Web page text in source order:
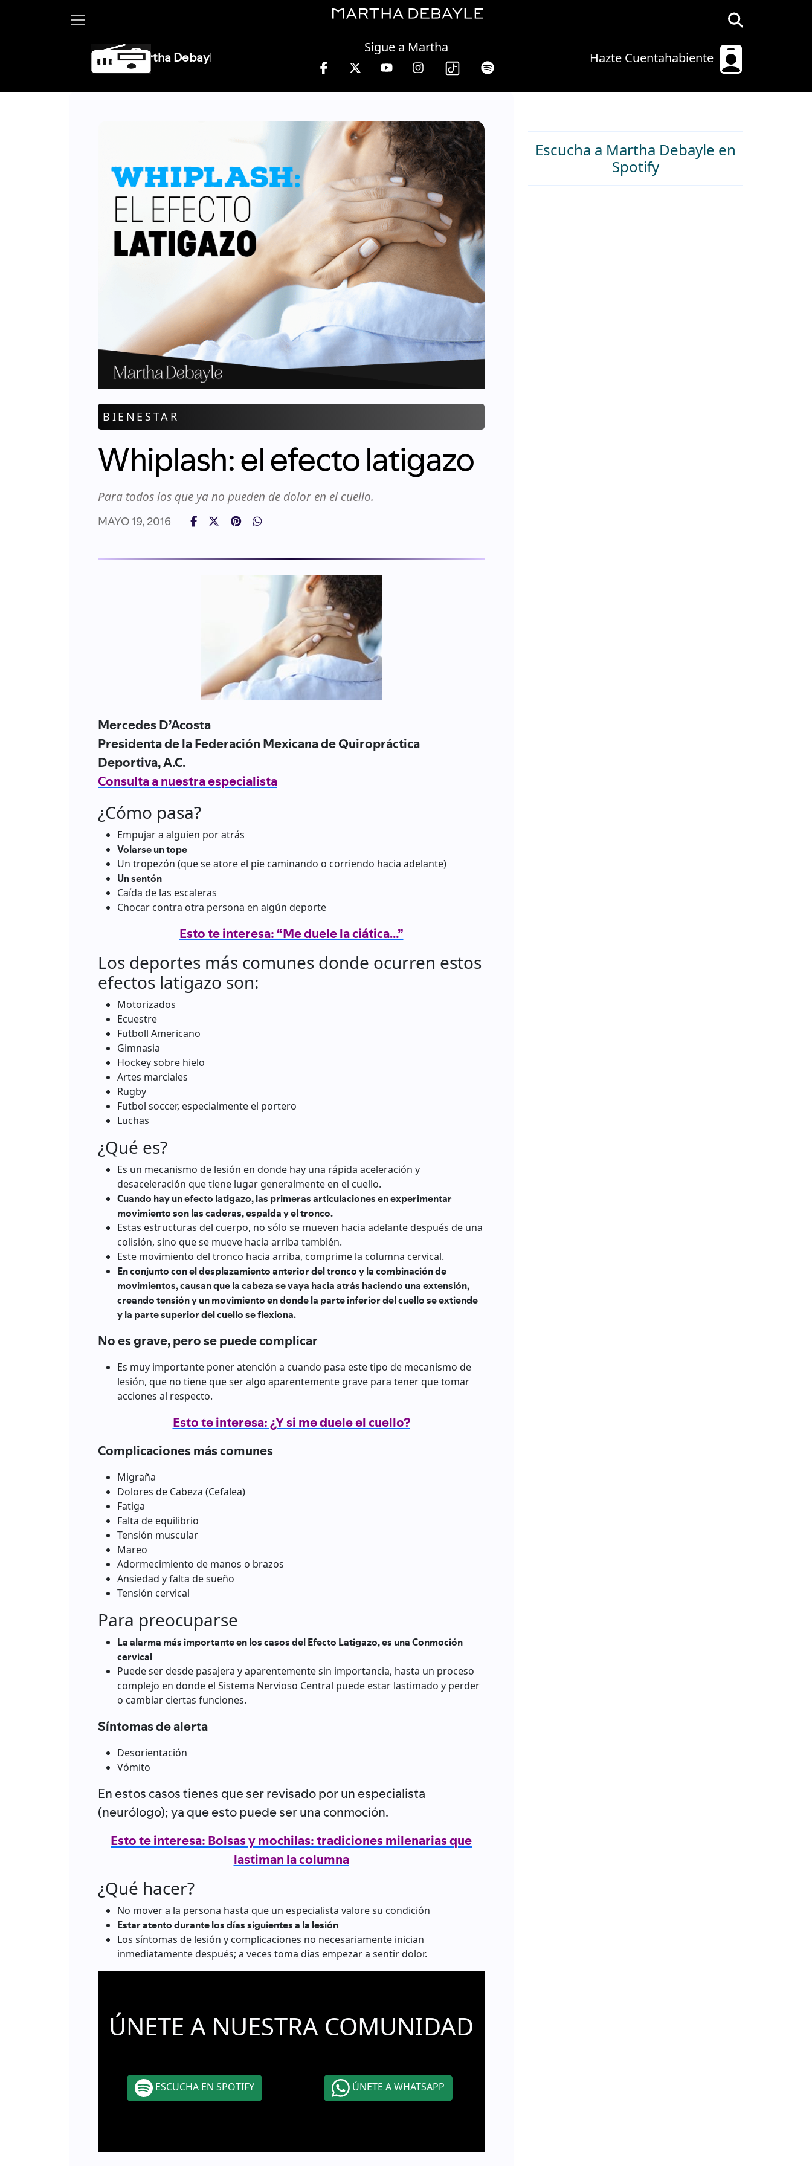
Hazte Cuentahabiente
Sigue a Martha
Martha Debayle en W, lunes a viernes de 10 a 13 hrs.
BIENESTAR
Whiplash: el efecto latigazo
Para todos los que ya no pueden de dolor en el cuello.
MAYO 19, 2016
Mercedes D’Acosta
Presidenta de la Federación Mexicana de Quiropráctica
Deportiva, A.C.
Consulta a nuestra especialista
¿Cómo pasa?
Empujar a alguien por atrás
Volarse un tope
Un tropezón (que se atore el pie caminando o corriendo hacia adelante)
Un sentón
Caída de las escaleras
Chocar contra otra persona en algún deporte
Esto te interesa: “Me duele la ciática…”
Los deportes más comunes donde ocurren estos
efectos latigazo son:
Motorizados
Ecuestre
Futboll Americano
Gimnasia
Hockey sobre hielo
Artes marciales
Rugby
Futbol soccer, especialmente el portero
Luchas
¿Qué es?
Es un mecanismo de lesión en donde hay una rápida aceleración y
desaceleración que tiene lugar generalmente en el cuello.
Cuando hay un efecto latigazo, las primeras articulaciones en experimentar
movimiento son las caderas, espalda y el tronco.
Estas estructuras del cuerpo, no sólo se mueven hacia adelante después de una
colisión, sino que se mueve hacia arriba también.
Este movimiento del tronco hacia arriba, comprime la columna cervical.
En conjunto con el desplazamiento anterior del tronco y la combinación de
movimientos, causan que la cabeza se vaya hacia atrás haciendo una extensión,
creando tensión y un movimiento en donde la parte inferior del cuello se extiende
y la parte superior del cuello se flexiona.
No es grave, pero se puede complicar
Es muy importante poner atención a cuando pasa este tipo de mecanismo de
lesión, que no tiene que ser algo aparentemente grave para tener que tomar
acciones al respecto.
Esto te interesa: ¿Y si me duele el cuello?
Complicaciones más comunes
Migraña
Dolores de Cabeza (Cefalea)
Fatiga
Falta de equilibrio
Tensión muscular
Mareo
Adormecimiento de manos o brazos
Ansiedad y falta de sueño
Tensión cervical
Para preocuparse
La alarma más importante en los casos del Efecto Latigazo, es una Conmoción
cervical
Puede ser desde pasajera y aparentemente sin importancia, hasta un proceso
complejo en donde el Sistema Nervioso Central puede estar lastimado y perder
o cambiar ciertas funciones.
Síntomas de alerta
Desorientación
Vómito
En estos casos tienes que ser revisado por un especialista
(neurólogo); ya que esto puede ser una conmoción.
Esto te interesa: Bolsas y mochilas: tradiciones milenarias que
lastiman la columna
¿Qué hacer?
No mover a la persona hasta que un especialista valore su condición
Estar atento durante los días siguientes a la lesión
Los síntomas de lesión y complicaciones no necesariamente inician
inmediatamente después; a veces toma días empezar a sentir dolor.
ÚNETE A NUESTRA COMUNIDAD
ESCUCHA EN SPOTIFY ÚNETE A WHATSAPP
Escucha a Martha Debayle en
Spotify